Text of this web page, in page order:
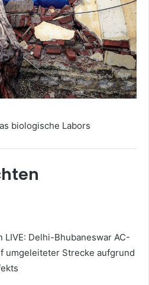
biologische Labors
Delhi-Bhubaneswar AC-
umgeleiteter Strecke aufgrund